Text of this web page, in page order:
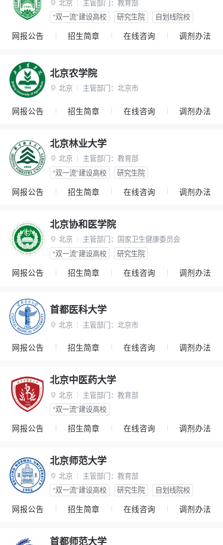
 北京 主管部门： 教育部
“双一流”建设高校
研究生院 自划线院校
网报公告 招生简章 在线咨询 调剂办法
北京农学院
 北京 主管部门： 北京市
网报公告 招生简章 在线咨询 调剂办法
北京林业大学
 北京 主管部门： 教育部
“双一流”建设高校
研究生院
网报公告 招生简章 在线咨询 调剂办法
北京协和医学院
 北京 主管部门： 国家卫生健康委员会
“双一流”建设高校
研究生院
网报公告 招生简章 在线咨询 调剂办法
首都医科大学
 北京 主管部门： 北京市
网报公告 招生简章 在线咨询 调剂办法
北京中医药大学
 北京 主管部门： 教育部
“双一流”建设高校
网报公告 招生简章 在线咨询 调剂办法
北京师范大学
 北京 主管部门： 教育部
“双一流”建设高校
研究生院 自划线院校
网报公告 招生简章 在线咨询 调剂办法
首都师范大学